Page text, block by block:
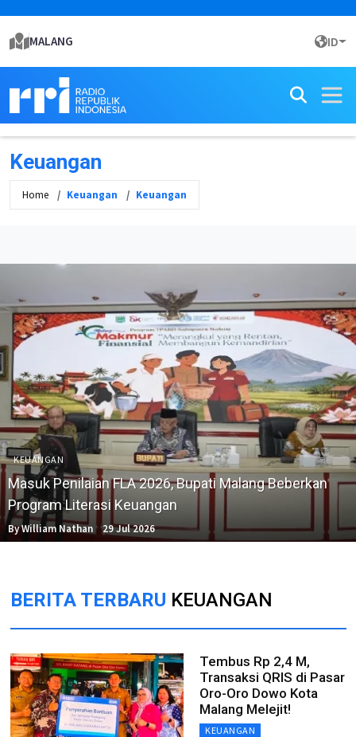
MALANG ID
Keuangan
Home Keuangan Keuangan
KEUANGAN
Masuk Penilaian FLA 2026, Bupati Malang Beberkan
Program Literasi Keuangan
By William Nathan 29 Jul 2026
BERITA TERBARU KEUANGAN
Tembus Rp 2,4 M,
Transaksi QRIS di Pasar
Oro-Oro Dowo Kota
Malang Melejit!
KEUANGAN